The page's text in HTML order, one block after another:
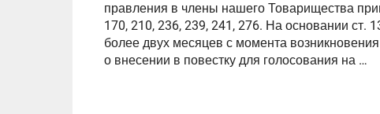
правления в члены нашего Товарищества
170, 210, 236, 239, 241, 276. На основании ст.
более двух месяцев с момента
о внесении в повестку для голосования на …